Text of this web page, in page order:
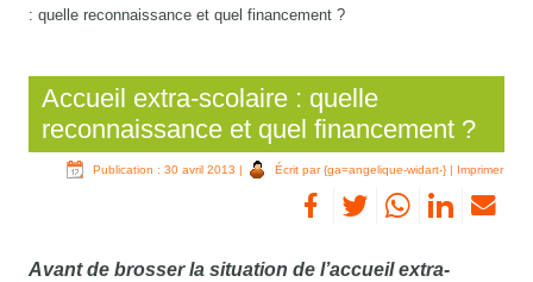
: quelle reconnaissance et quel financement ?
Accueil extra-scolaire : quelle
reconnaissance et quel financement ?
Publication : 30 avril 2013 | Écrit par {ga=angelique-widart-}| Imprimer
Avant de brosser la situation de l’accueil extra-